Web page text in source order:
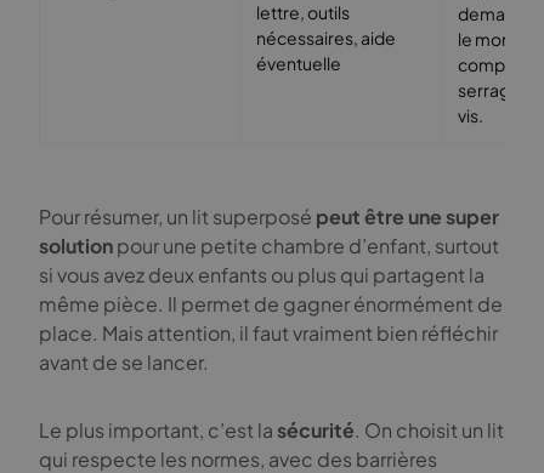
lettre, outils
nécessaires, aide
éventuelle
demander
le
serrage
vis.
Pour résumer, un lit superposé peut être une super
solutionpour une petite chambre d’enfant, surtout
si vous avez deux enfants ou plus qui partagent la
même pièce. Il permet de gagner énormément de
place. Mais attention, il faut vraiment bien réfléchir
avant de se lancer.
Le plus important, c’est la sécurité. On choisit un lit
qui respecte les normes, avec des barrières